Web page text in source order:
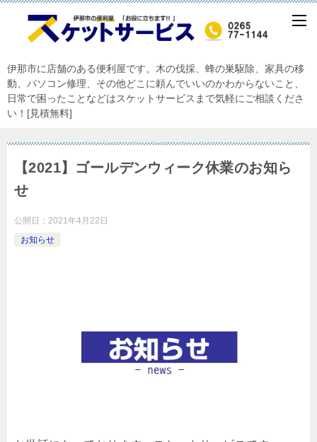
伊那市に店舗のある便利屋です。木の伐採、蜂の巣駆除、家具の移
動、パソコン修理、その他どこに頼んでいいのかわからないこと、
日常で困ったことなどはスケットサービスまで気軽にご相談くださ
い！[見積無料]
【2021】ゴールデンウィーク休業のお知ら
せ
公開日： 2021年4月22日
お知らせ